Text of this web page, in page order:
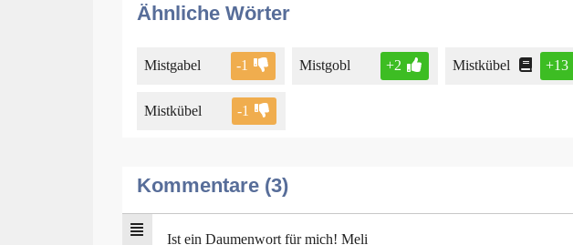
Ähnliche Wörter
Mistgabel -1 Mistgobl +2 Mistkübel +13
Mistkübel -1
Kommentare (3)
Ist ein Daumenwort für mich! Meli